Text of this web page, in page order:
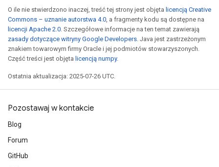
O ile nie stwierdzono inaczej, treść tej strony jest objęta licencją Creative
Commons – uznanie autorstwa 4.0, a fragmenty kodu są dostępne na
licencji Apache 2.0. Szczegółowe informacje na ten temat zawierają
zasady dotyczące witryny Google Developers. Java jest zastrzeżonym
znakiem towarowym firmy Oracle i jej podmiotów stowarzyszonych.
Część treści jest objęta licencją numpy.
Ostatnia aktualizacja: 2025-07-26 UTC.
Pozostawaj w kontakcie
Blog
Forum
GitHub